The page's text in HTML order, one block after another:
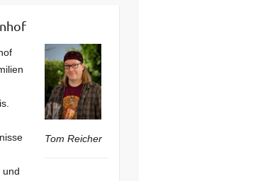
Tom Reicher
und